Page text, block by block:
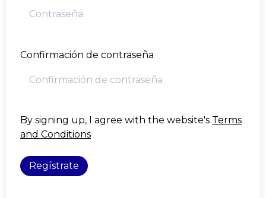
Confirmación de contraseña
By signing up, I agree with the website's Terms
and Conditions
Regístrate